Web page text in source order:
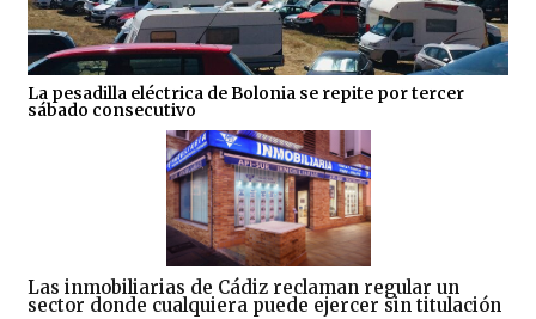
La pesadilla eléctrica de Bolonia se repite por tercer
sábado consecutivo
Las inmobiliarias de Cádiz reclaman regular un
sector donde cualquiera puede ejercer sin titulación